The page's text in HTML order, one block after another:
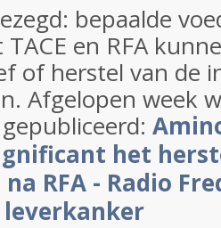
bepaalde
TACE en RFA
of herstel van de
Afgelopen week
het
RFA - Radio